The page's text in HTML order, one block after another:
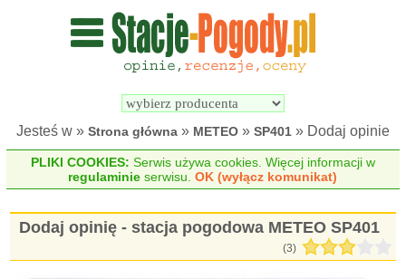
Wyszukiwarka
pogodowych
Jesteś w » Strona główna » METEO » SP401 » Dodaj opinie
PLIKI COOKIES: Serwis używa cookies. Więcej informacji w
regulaminie serwisu.OK (wyłącz komunikat)
Dodaj opinię - stacja pogodowa METEO SP401
(3)